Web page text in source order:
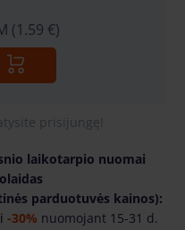
(1.59 €)
prisijungę!
laikotarpio nuomai
parduotuvės kainos):
-30% nuomojant 15-31 d.